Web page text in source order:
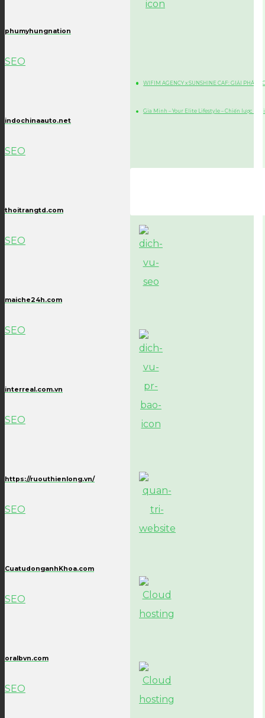
WIFIM AGENCY x SUNSHINE CAF: GIẢI PHÁP
Gia Minh – Your Elite Lifestyle – Chiến lược
phumyhungnation
SEO
indochinaauto.net
SEO
thoitrangtd.com
SEO
maiche24h.com
SEO
interreal.com.vn
SEO
https://ruouthienlong.vn/
SEO
CuatudonganhKhoa.com
SEO
oralbvn.com
SEO